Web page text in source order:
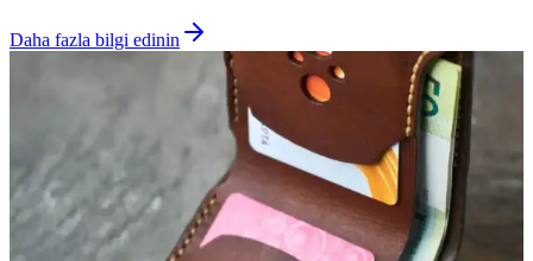
Daha fazla bilgi edinin